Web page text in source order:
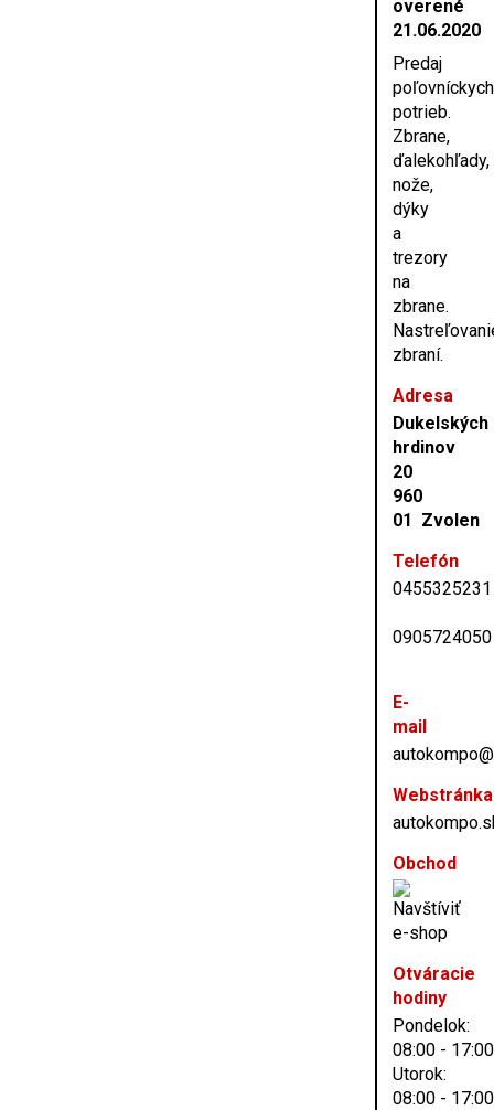
overené
21.06.2020
Predaj
poľovníckych
potrieb.
Zbrane,
ďalekohľady,
nože,
dýky
a
trezory
na
zbrane.
zbraní.
Adresa
Dukelských
hrdinov
20
960
01 Zvolen
Telefón
0455325231
0905724050
E-
mail
Webstránka
Obchod
Otváracie
hodiny
Pondelok:
08:00 - 17:00
Utorok:
08:00 - 17:00